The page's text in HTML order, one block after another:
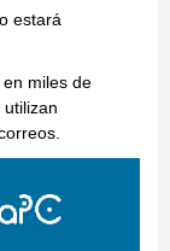
estará
miles de